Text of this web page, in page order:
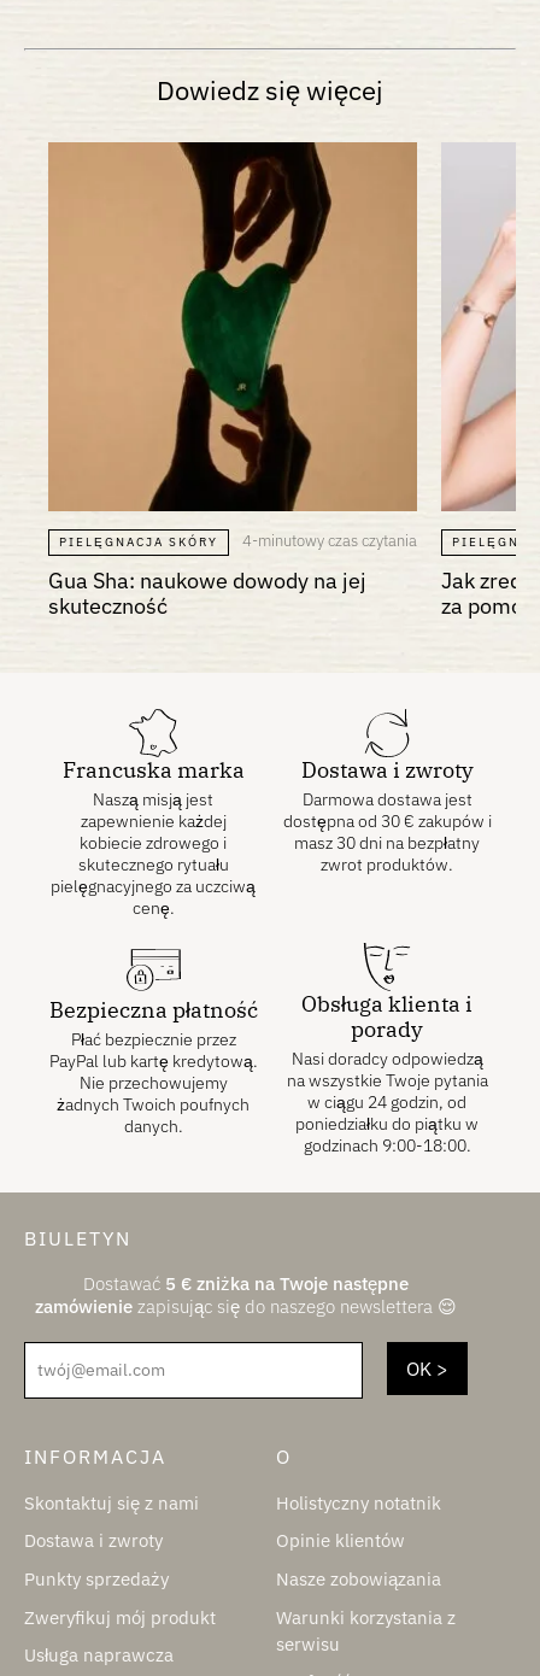
Dowiedz się więcej
PIELĘGNACJA SKÓRY 4-minutowy czas czytania
Gua Sha: naukowe dowody na jej
skuteczność
Jak
za
Francuska marka
Naszą misją jest
zapewnienie każdej
kobiecie zdrowego i
skutecznego rytuału
pielęgnacyjnego za uczciwą
cenę.
Dostawa i zwroty
Darmowa dostawa jest
dostępna od 30 € zakupów i
masz 30 dni na bezpłatny
zwrot produktów.
Bezpieczna płatność
Płać bezpiecznie przez
PayPal lub kartę kredytową.
Nie przechowujemy
żadnych Twoich poufnych
danych.
Obsługa klienta i
porady
Nasi doradcy odpowiedzą
na wszystkie Twoje pytania
w ciągu 24 godzin, od
poniedziałku do piątku w
godzinach 9:00-18:00.
BIULETYN
Dostawać 5 € zniżka na Twoje następne
zamówienie zapisując się do naszego newslettera 😌
twój@email.com
INFORMACJA
Skontaktuj się z nami
Dostawa i zwroty
Punkty sprzedaży
Zweryfikuj mój produkt
Usługa naprawcza
O
Holistyczny notatnik
Opinie klientów
Nasze zobowiązania
Warunki korzystania z
serwisu